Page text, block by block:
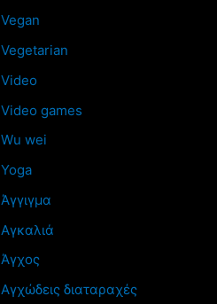
Vegan
Vegetarian
Video
Video games
Wu wei
Yoga
Άγγιγμα
Αγκαλιά
Άγχος
Αγχώδεις διαταραχές